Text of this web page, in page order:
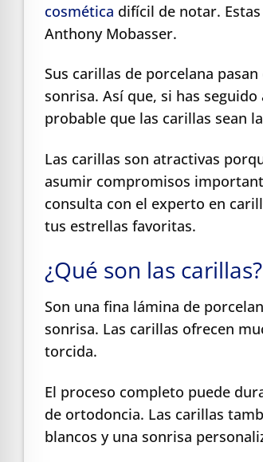
cosmética difícil de notar.
Anthony Mobasser.
Sus carillas de porcelana
sonrisa. Así que, si has
probable que las carillas sean
Las carillas son atractivas
asumir compromisos
consulta con el experto en
tus estrellas favoritas.
¿Qué son las carillas?
Son una fina lámina de
sonrisa. Las carillas ofrecen
torcida.
El proceso completo puede
de ortodoncia. Las carillas
blancos y una sonrisa